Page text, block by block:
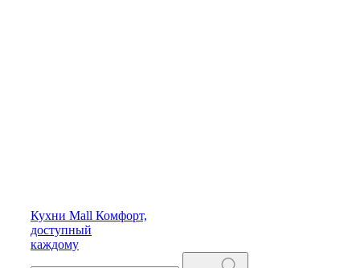
Кухни Mall Комфорт,
доступный
каждому